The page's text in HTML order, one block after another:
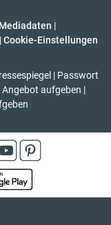
Mediadaten |
| Cookie-Einstellungen
| Passwort
Angebot aufgeben |